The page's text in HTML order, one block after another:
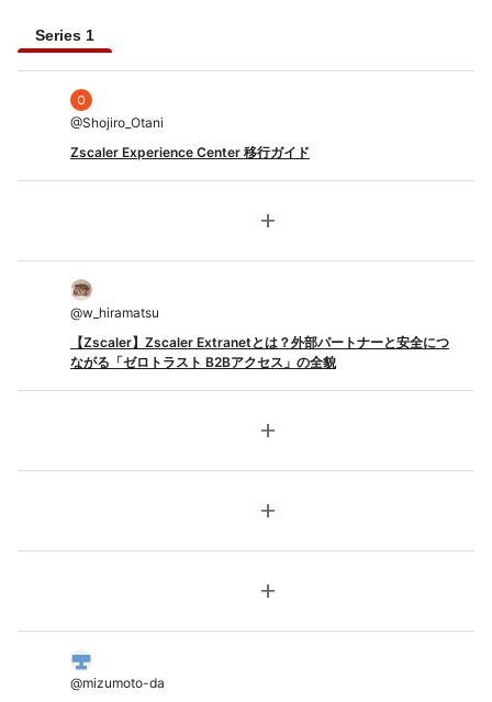
Series 1
@Shojiro_Otani
Zscaler Experience Center 移行ガイド
add
@w_hiramatsu
【Zscaler】Zscaler Extranetとは？外部パートナーと安全につ
ながる「ゼロトラスト B2Bアクセス」の全貌
add
add
add
@mizumoto-da